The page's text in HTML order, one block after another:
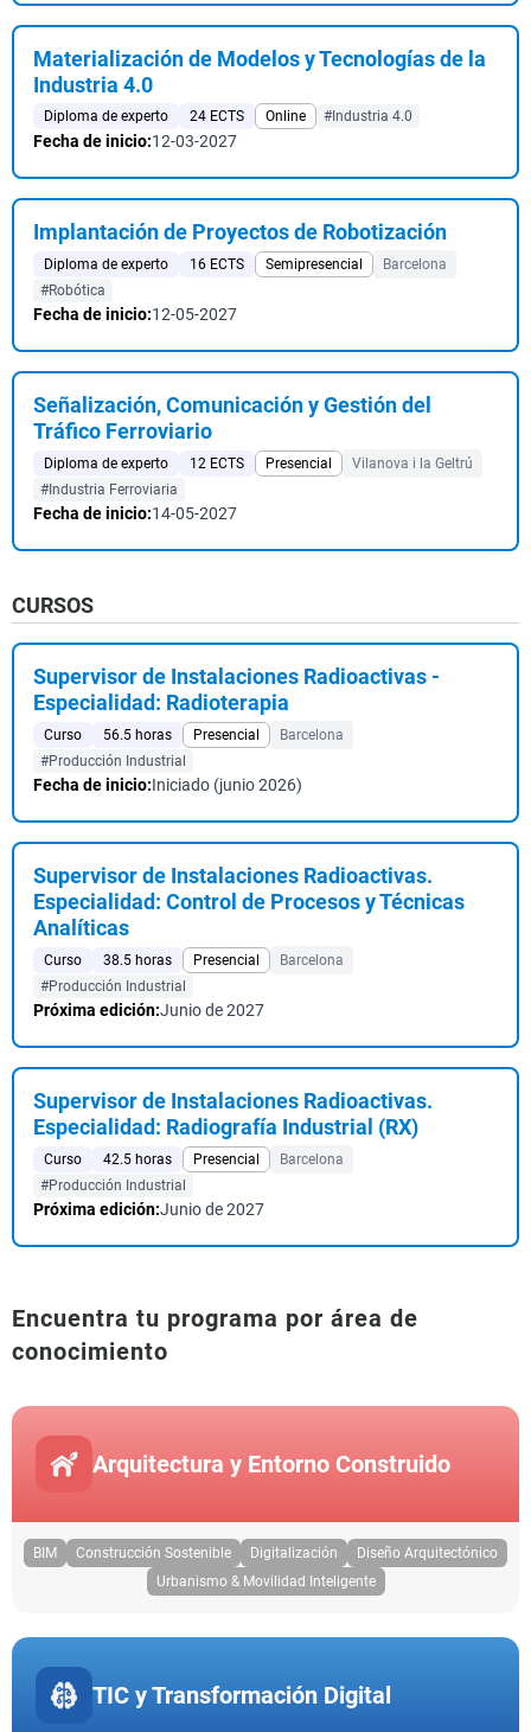
Materialización de Modelos y Tecnologías de la
Industria 4.0
Diploma de experto 24 ECTS Online #Industria 4.0
Fecha de inicio:12-03-2027
Implantación de Proyectos de Robotización
Diploma de experto 16 ECTS Semipresencial
Barcelona
#Robótica
Fecha de inicio:12-05-2027
Señalización, Comunicación y Gestión del
Tráfico Ferroviario
Diploma de experto 12 ECTS Presencial
Vilanova i la Geltrú
#Industria Ferroviaria
Fecha de inicio:14-05-2027
CURSOS
Supervisor de Instalaciones Radioactivas -
Especialidad: Radioterapia
Curso 56.5 horas Presencial
Barcelona
#Producción Industrial
Fecha de inicio:Iniciado (junio 2026)
Supervisor de Instalaciones Radioactivas.
Especialidad: Control de Procesos y Técnicas
Analíticas
Curso 38.5 horas Presencial
Barcelona
#Producción Industrial
Próxima edición:Junio de 2027
Supervisor de Instalaciones Radioactivas.
Especialidad: Radiografía Industrial (RX)
Curso 42.5 horas Presencial
Barcelona
#Producción Industrial
Próxima edición:Junio de 2027
Encuentra tu programa por área de
conocimiento
Arquitectura y Entorno Construido
BIM Construcción Sostenible Digitalización
Diseño Arquitectónico
Urbanismo & Movilidad Inteligente
TIC y Transformación Digital